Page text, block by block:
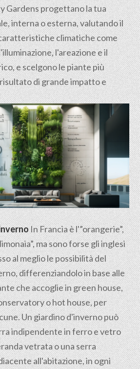
Gardens progettano la tua
interna o esterna, valutando il
climatiche come
l'areazione e il
e scelgono le piante più
di grande impatto e
In Francia è l'”orangerie”,
ma sono forse gli inglesi
al meglio le possibilità del
differenziandolo in base alle
che accoglie in green house,
o hot house, per
Un giardino d'inverno può
indipendente in ferro e vetro
vetrata o una serra
all'abitazione, in ogni